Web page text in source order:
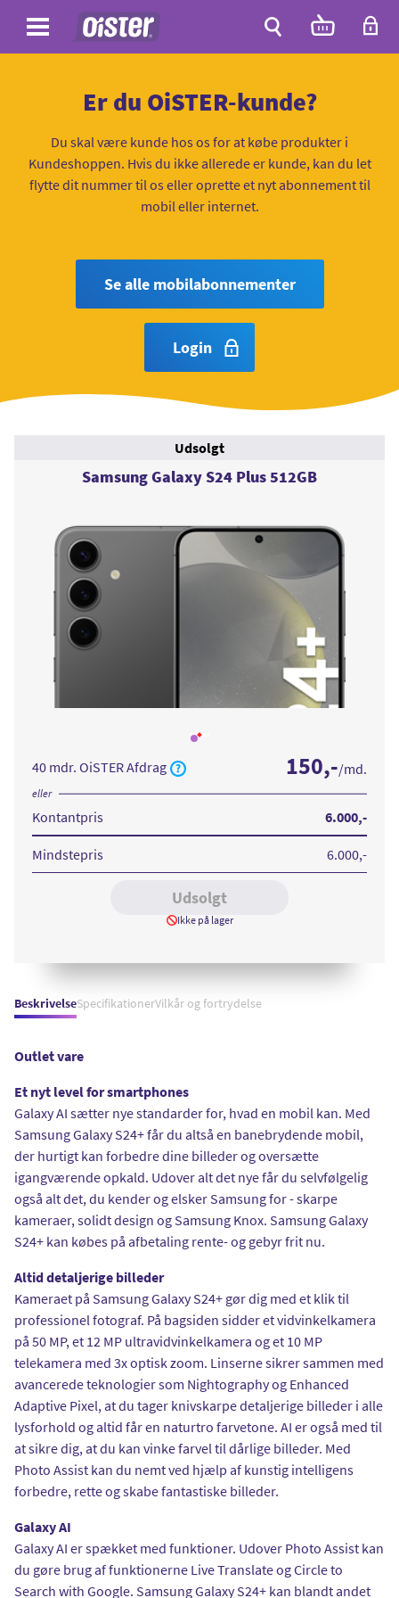
Antal
varer
i
Er du OiSTER-kunde?
Du skal være kunde hos os for at købe produkter i
Kundeshoppen. Hvis du ikke allerede er kunde, kan du let
flytte dit nummer til os eller oprette et nyt abonnement til
mobil eller internet.
Se alle mobilabonnementer
Login
Samsung Galaxy S24 Plus 512GB
Udsolgt
Læs
S24
150,-/md.
40 mdr. OiSTER Afdrag
eller
6.000,-
Kontantpris
Mindstepris 6.000,-
Udsolgt
Ikke på lager
BeskrivelseSpecifikationerVilkår og fortrydelse
Outlet vare
Et nyt level for smartphones
Galaxy AI sætter nye standarder for, hvad en mobil kan. Med
Samsung Galaxy S24+ får du altså en banebrydende mobil,
der hurtigt kan forbedre dine billeder og oversætte
igangværende opkald. Udover alt det nye får du selvfølgelig
også alt det, du kender og elsker Samsung for - skarpe
kameraer, solidt design og Samsung Knox. Samsung Galaxy
S24+ kan købes på afbetaling rente- og gebyr frit nu.
Altid detaljerige billeder
Kameraet på Samsung Galaxy S24+ gør dig med et klik til
professionel fotograf. På bagsiden sidder et vidvinkelkamera
på 50 MP, et 12 MP ultravidvinkelkamera og et 10 MP
telekamera med 3x optisk zoom. Linserne sikrer sammen med
avancerede teknologier som Nightography og Enhanced
Adaptive Pixel, at du tager knivskarpe detaljerige billeder i alle
lysforhold og altid får en naturtro farvetone. AI er også med til
at sikre dig, at du kan vinke farvel til dårlige billeder. Med
Photo Assist kan du nemt ved hjælp af kunstig intelligens
forbedre, rette og skabe fantastiske billeder.
Galaxy AI
Galaxy AI er spækket med funktioner. Udover Photo Assist kan
du gøre brug af funktionerne Live Translate og Circle to
Search with Google. Samsung Galaxy S24+ kan blandt andet